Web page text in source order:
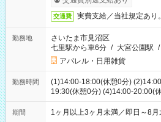
交通費 実費支給／当社規定あり。
勤務地
さいたま市見沼区
七里駅から車6分 / 大宮公園駅 /
アパレル・日用雑貨
勤務時間
(1)14:00-18:00(休憩0分)
19:30(休憩0分) (4)14:00-20:00(
ます
期間 1ヶ月以上3ヶ月未満／即日～8